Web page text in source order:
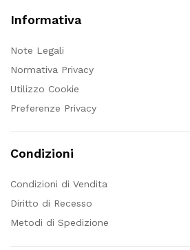
Informativa
Note Legali
Normativa Privacy
Utilizzo Cookie
Preferenze Privacy
Condizioni
Condizioni di Vendita
Diritto di Recesso
Metodi di Spedizione